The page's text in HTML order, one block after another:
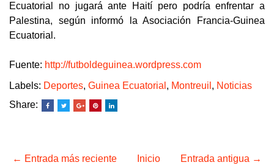
Ecuatorial no jugará ante Haití pero podría enfrentar a
Palestina, según informó la Asociación Francia-Guinea
Ecuatorial.
Fuente: http://futboldeguinea.wordpress.com
Labels: Deportes, Guinea Ecuatorial , Montreuil , Noticias
Share:
← Entrada más reciente Entrada antigua →
Inicio